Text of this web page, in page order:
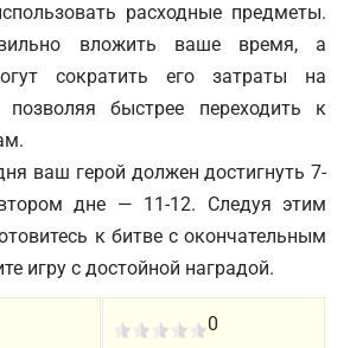
расходные предметы.
вложить ваше время, а
сократить его затраты на
быстрее переходить к
ваш герой должен достигнуть 7-
дне — 11-12. Следуя этим
к битве с окончательным
игру с достойной наградой.
0